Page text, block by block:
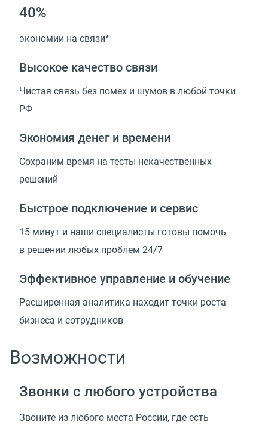
40%
экономии на связи*
Высокое качество связи
Чистая связь без помех и шумов в любой точки
РФ
Экономия денег и времени
Сохраним время на тесты некачественных
решений
Быстрое подключение и сервис
15 минут и наши специалисты готовы помочь
в решении любых проблем 24/7
Эффективное управление и обучение
Расширенная аналитика находит точки роста
бизнеса и сотрудников
Возможности
Звонки с любого устройства
Звоните из любого места России, где есть